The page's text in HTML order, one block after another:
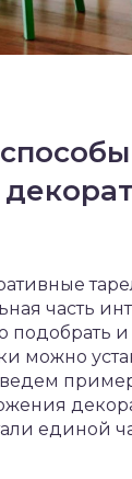
часть
и
можно
единой